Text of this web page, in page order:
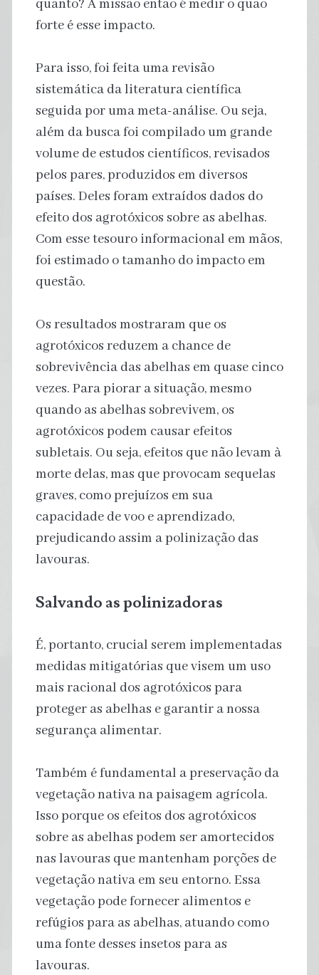
quanto? A missão então é medir o quão
forte é esse impacto.
Para isso, foi feita uma revisão
sistemática da literatura científica
seguida por uma meta-análise. Ou seja,
além da busca foi compilado um grande
volume de estudos científicos, revisados
pelos pares, produzidos em diversos
países. Deles foram extraídos dados do
efeito dos agrotóxicos sobre as abelhas.
Com esse tesouro informacional em mãos,
foi estimado o tamanho do impacto em
questão.
Os resultados mostraram que os
agrotóxicos reduzem a chance de
sobrevivência das abelhas em quase cinco
vezes. Para piorar a situação, mesmo
quando as abelhas sobrevivem, os
agrotóxicos podem causar efeitos
subletais. Ou seja, efeitos que não levam à
morte delas, mas que provocam sequelas
graves, como prejuízos em sua
capacidade de voo e aprendizado,
prejudicando assim a polinização das
lavouras.
Salvando as polinizadoras
É, portanto, crucial serem implementadas
medidas mitigatórias que visem um uso
mais racional dos agrotóxicos para
proteger as abelhas e garantir a nossa
segurança alimentar.
Também é fundamental a preservação da
vegetação nativa na paisagem agrícola.
Isso porque os efeitos dos agrotóxicos
sobre as abelhas podem ser amortecidos
nas lavouras que mantenham porções de
vegetação nativa em seu entorno. Essa
vegetação pode fornecer alimentos e
refúgios para as abelhas, atuando como
uma fonte desses insetos para as
lavouras.